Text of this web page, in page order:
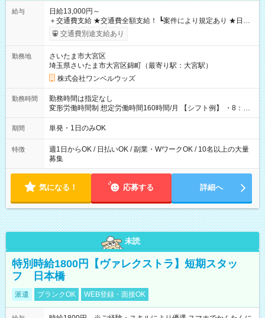
給与
日給13,000円～
＋交通費支給 ★交通費全額支給！ ┗案件により規定あり ★日払
いOK！（規定あり） ┗働いたその日に現金GET♪ お仕事後はコ
ンビニATMから 日払い分を引き落とせます！ 【試用期間】試
交通費別途支給あり
勤務地
さいたま市大宮区
埼玉県さいたま市大宮区錦町（最寄り駅：大宮駅）
株式会社ワンベルウッズ
勤務時間
勤務時間は指定なし
変形労働時間制 想定労働時間160時間/月 【シフト例】 ・8：00
～21：00
期間 単発・1日のみOK
特徴
週1日からOK / 日払いOK / 副業・WワークOK / 10名以上の大量
募集
気になる！ 応募する 詳細へ
未読
特別時給1800円【ヴァレクストラ】短期スタッ
フ 日本橋
派遣 ブランクOK WEB登録・面接OK